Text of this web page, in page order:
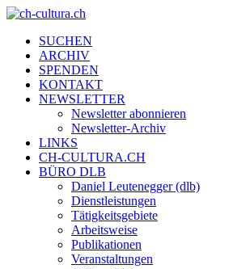
SUCHEN
ARCHIV
SPENDEN
KONTAKT
NEWSLETTER
Newsletter abonnieren
Newsletter-Archiv
LINKS
CH-CULTURA.CH
BÜRO DLB
Daniel Leutenegger (dlb)
Dienstleistungen
Tätigkeitsgebiete
Arbeitsweise
Publikationen
Veranstaltungen